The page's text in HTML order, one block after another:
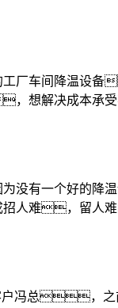
厂车间降温设
解决成本承受
有一个好的降
人难，留人
冯总，之